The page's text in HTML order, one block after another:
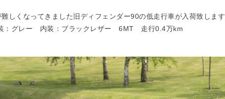
難しくなってきました旧ディフェンダー90の低走行車が入荷致します
：グレー 内装：ブラックレザー 6MT 走行0.4万km